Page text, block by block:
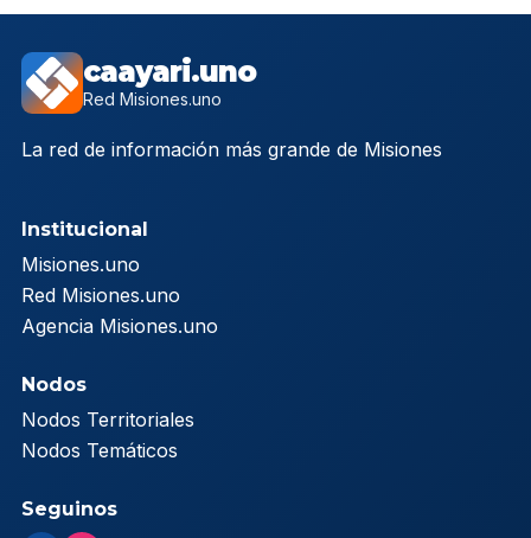
caayari.uno
Red Misiones.uno
La red de información más grande de Misiones
Institucional
Misiones.uno
Red Misiones.uno
Agencia Misiones.uno
Nodos
Nodos Territoriales
Nodos Temáticos
Seguinos